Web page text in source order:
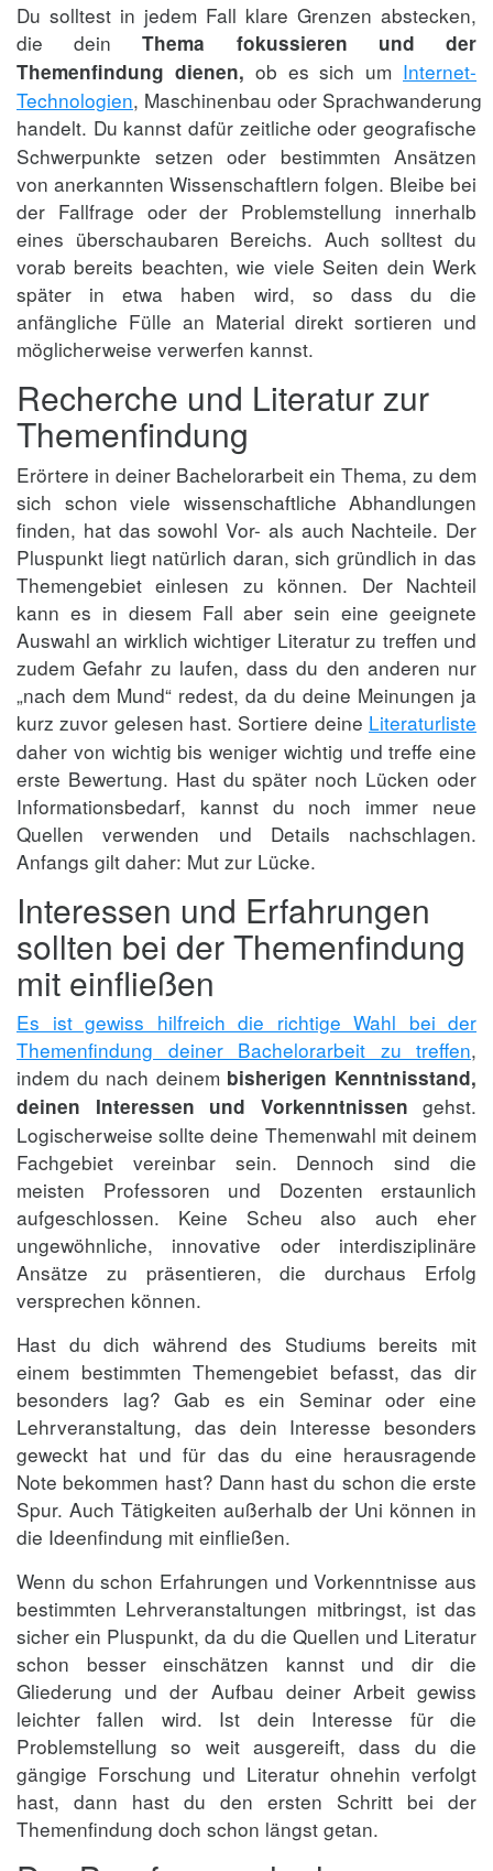
Du solltest in jedem Fall klare Grenzen abstecken,
die deinThema fokussieren und der
Themenfindung dienen, ob es sich um Internet-
Technologien, Maschinenbau oder Sprachwanderung
handelt. Du kannst dafür zeitliche oder geografische
Schwerpunkte setzen oder bestimmten Ansätzen
von anerkannten Wissenschaftlern folgen. Bleibe bei
der Fallfrage oder der Problemstellung innerhalb
eines überschaubaren Bereichs. Auch solltest du
vorab bereits beachten, wie viele Seiten dein Werk
später in etwa haben wird, so dass du die
anfängliche Fülle an Material direkt sortieren und
möglicherweise verwerfen kannst.
Recherche und Literatur zur
Themenfindung
Erörtere in deiner Bachelorarbeit ein Thema, zu dem
sich schon viele wissenschaftliche Abhandlungen
finden, hat das sowohl Vor- als auch Nachteile. Der
Pluspunkt liegt natürlich daran, sich gründlich in das
Themengebiet einlesen zu können. Der Nachteil
kann es in diesem Fall aber sein eine geeignete
Auswahl an wirklich wichtiger Literatur zu treffen und
zudem Gefahr zu laufen, dass du den anderen nur
„nach dem Mund“ redest, da du deine Meinungen ja
kurz zuvor gelesen hast. Sortiere deine Literaturliste
daher von wichtig bis weniger wichtig und treffe eine
erste Bewertung. Hast du später noch Lücken oder
Informationsbedarf, kannst du noch immer neue
Quellen verwenden und Details nachschlagen.
Anfangs gilt daher: Mut zur Lücke.
Interessen und Erfahrungen
sollten bei der Themenfindung
mit einfließen
Es ist gewiss hilfreich die richtige Wahl bei der
Themenfindung deiner Bachelorarbeit zu treffen,
indem du nach deinem bisherigen Kenntnisstand,
deinen Interessen und Vorkenntnissen gehst.
Logischerweise sollte deine Themenwahl mit deinem
Fachgebiet vereinbar sein. Dennoch sind die
meisten Professoren und Dozenten erstaunlich
aufgeschlossen. Keine Scheu also auch eher
ungewöhnliche, innovative oder interdisziplinäre
Ansätze zu präsentieren, die durchaus Erfolg
versprechen können.
Hast du dich während des Studiums bereits mit
einem bestimmten Themengebiet befasst, das dir
besonders lag? Gab es ein Seminar oder eine
Lehrveranstaltung, das dein Interesse besonders
geweckt hat und für das du eine herausragende
Note bekommen hast? Dann hast du schon die erste
Spur. Auch Tätigkeiten außerhalb der Uni können in
die Ideenfindung mit einfließen.
Wenn du schon Erfahrungen und Vorkenntnisse aus
bestimmten Lehrveranstaltungen mitbringst, ist das
sicher ein Pluspunkt, da du die Quellen und Literatur
schon besser einschätzen kannst und dir die
Gliederung und der Aufbau deiner Arbeit gewiss
leichter fallen wird. Ist dein Interesse für die
Problemstellung so weit ausgereift, dass du die
gängige Forschung und Literatur ohnehin verfolgt
hast, dann hast du den ersten Schritt bei der
Themenfindung doch schon längst getan.